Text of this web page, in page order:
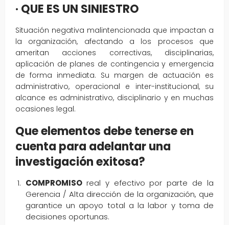
· QUE ES UN SINIESTRO
Situación negativa malintencionada que impactan a
la organización, afectando a los procesos que
ameritan acciones correctivas, disciplinarias,
aplicación de planes de contingencia y emergencia
de forma inmediata. Su margen de actuación es
administrativo, operacional e inter-institucional, su
alcance es administrativo, disciplinario y en muchas
ocasiones legal.
Que elementos debe tenerse en
cuenta para adelantar una
investigación exitosa?
COMPROMISO real y efectivo por parte de la
Gerencia / Alta dirección de la organización, que
garantice un apoyo total a la labor y toma de
decisiones oportunas.